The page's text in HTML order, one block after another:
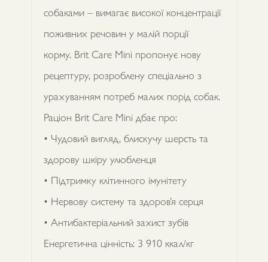
собаками – вимагає високої концентрації
поживних речовин у малій порції
корму. Brit Care Mini пропонує нову
рецептуру, розроблену спеціально з
урахуванням потреб малих порід собак.
Раціон Brit Care Mini дбає про:
• Чудовий вигляд, блискучу шерсть та
здорову шкіру улюбленця
• Підтримку клітинного імунітету
• Нервову систему та здоров’я серця
• Антибактеріальний захист зубів
Енергетична цінність: 3 910 ккал/кг